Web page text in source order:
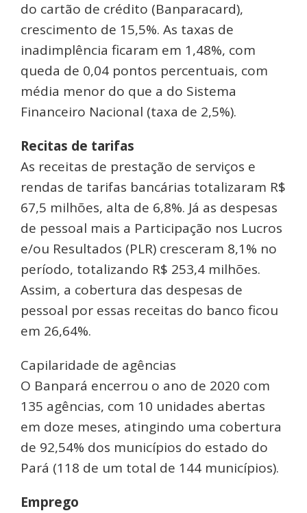
do cartão de crédito (Banparacard),
crescimento de 15,5%. As taxas de
inadimplência ficaram em 1,48%, com
queda de 0,04 pontos percentuais, com
média menor do que a do Sistema
Financeiro Nacional (taxa de 2,5%).
Recitas de tarifas
As receitas de prestação de serviços e
rendas de tarifas bancárias totalizaram R$
67,5 milhões, alta de 6,8%. Já as despesas
de pessoal mais a Participação nos Lucros
e/ou Resultados (PLR) cresceram 8,1% no
período, totalizando R$ 253,4 milhões.
Assim, a cobertura das despesas de
pessoal por essas receitas do banco ficou
em 26,64%.
Capilaridade de agências
O Banpará encerrou o ano de 2020 com
135 agências, com 10 unidades abertas
em doze meses, atingindo uma cobertura
de 92,54% dos municípios do estado do
Pará (118 de um total de 144 municípios).
Emprego